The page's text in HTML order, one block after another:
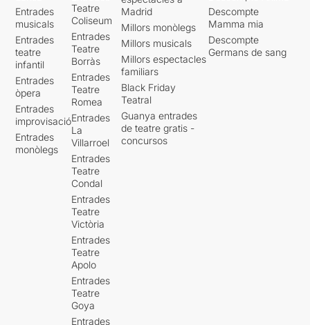
Entrades
musicals
Entrades
teatre
infantil
Entrades
òpera
Entrades
improvisació
Entrades
monòlegs
Teatre
Coliseum
Entrades
Teatre
Borràs
Entrades
Teatre
Romea
Entrades
La
Villarroel
Entrades
Teatre
Condal
Entrades
Teatre
Victòria
Entrades
Teatre
Apolo
Entrades
Teatre
Goya
Entrades
Madrid
Millors monòlegs
Millors musicals
Millors espectacles
familiars
Black Friday
Teatral
Guanya entrades
de teatre gratis -
concursos
Descompte
Mamma mia
Descompte
Germans de sang